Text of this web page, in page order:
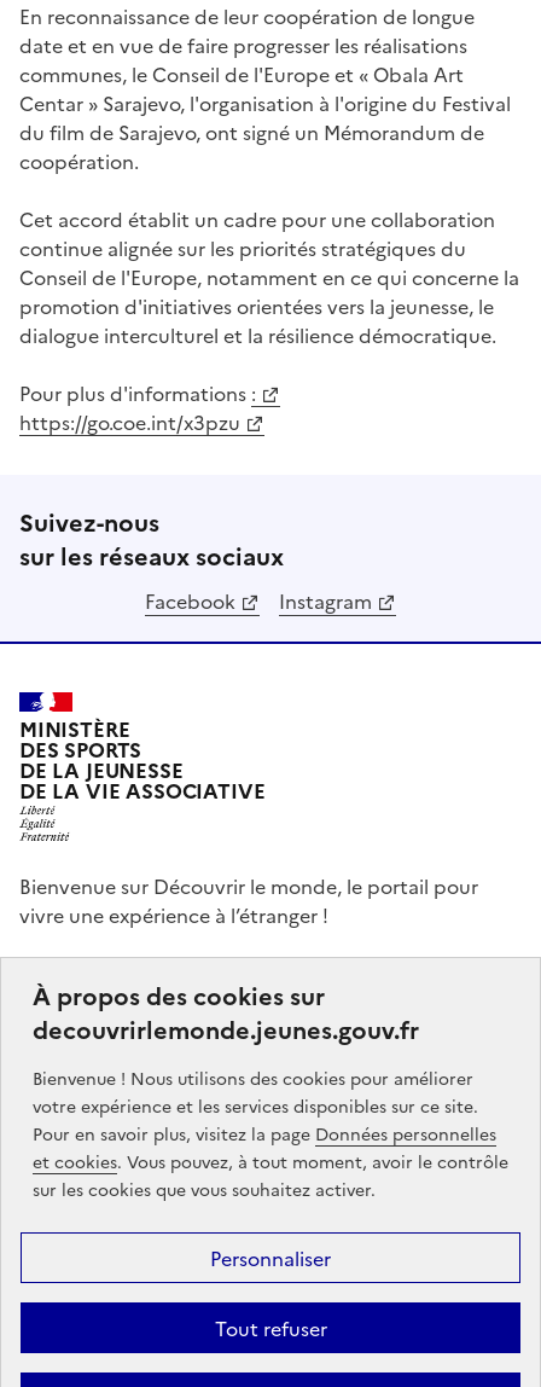
En reconnaissance de leur coopération de longue
date et en vue de faire progresser les réalisations
communes, le Conseil de l'Europe et « Obala Art
Centar » Sarajevo, l'organisation à l'origine du Festival
du film de Sarajevo, ont signé un Mémorandum de
coopération.
Cet accord établit un cadre pour une collaboration
continue alignée sur les priorités stratégiques du
Conseil de l'Europe, notamment en ce qui concerne la
promotion d'initiatives orientées vers la jeunesse, le
dialogue interculturel et la résilience démocratique.
Pour plus d'informations :
https://go.coe.int/x3pzu
Suivez-nous
sur les réseaux sociaux
Facebook Instagram
MINISTÈRE
DES SPORTS
DE LA JEUNESSE
DE LA VIE ASSOCIATIVE
Bienvenue sur Découvrir le monde, le portail pour
vivre une expérience à l’étranger !
de vous guider dans vos choix et de vous aider à
finaliser votre projet de séjour à l’étranger, que ce soit,
un volontariat.
Partners
gouvernement.fr legifrance.gouv.fr
service-public.gouv.fr
Mentions légales Données personnelles
Accessibilité : partiellement
sur votre site !
À propos des cookies sur
decouvrirlemonde.jeunes.gouv.fr
Bienvenue ! Nous utilisons des cookies pour améliorer
votre expérience et les services disponibles sur ce site.
Pour en savoir plus, visitez la page Données personnelles
et cookies. Vous pouvez, à tout moment, avoir le contrôle
sur les cookies que vous souhaitez activer.
Tout refuser
Personnaliser